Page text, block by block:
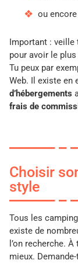
ou
Important : veille
pour avoir le
Tu peux par
Web. Il existe en
d’hébergements
frais de
Choisir
style
Tous les
existe de
l’on recherche.
mieux.